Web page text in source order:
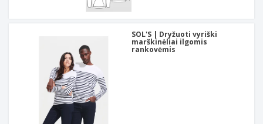
SOL'S | Dryžuoti vyriški
marškinėliai ilgomis
rankovėmis